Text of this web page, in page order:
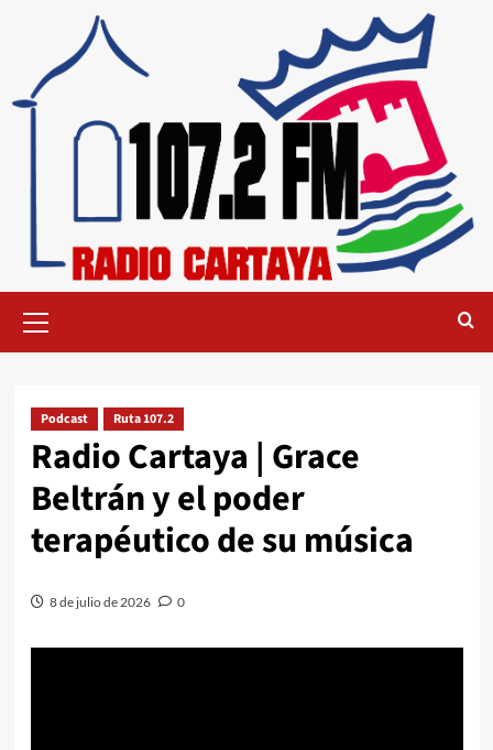
Podcast Ruta 107.2
Radio Cartaya | Grace
Beltrán y el poder
terapéutico de su música
8 de julio de 2026 0